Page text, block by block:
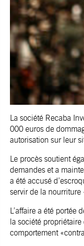
La société Recaba
000 euros de
autorisation sur leur
Le procès soutient
demandes et a
a été accusé
servir de la nourriture
L’affaire a été portée
la société
comportement